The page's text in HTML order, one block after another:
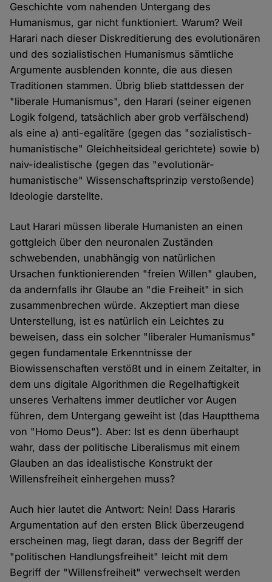
Geschichte vom nahenden Untergang des
Humanismus, gar nicht funktioniert. Warum? Weil
Harari nach dieser Diskreditierung des evolutionären
und des sozialistischen Humanismus sämtliche
Argumente ausblenden konnte, die aus diesen
Traditionen stammen. Übrig blieb stattdessen der
"liberale Humanismus", den Harari (seiner eigenen
Logik folgend, tatsächlich aber grob verfälschend)
als eine a) anti-egalitäre (gegen das "sozialistisch-
humanistische" Gleichheitsideal gerichtete) sowie b)
naiv-idealistische (gegen das "evolutionär-
humanistische" Wissenschaftsprinzip verstoßende)
Ideologie darstellte.
Laut Harari müssen liberale Humanisten an einen
gottgleich über den neuronalen Zuständen
schwebenden, unabhängig von natürlichen
Ursachen funktionierenden "freien Willen" glauben,
da andernfalls ihr Glaube an "die Freiheit" in sich
zusammenbrechen würde. Akzeptiert man diese
Unterstellung, ist es natürlich ein Leichtes zu
beweisen, dass ein solcher "liberaler Humanismus"
gegen fundamentale Erkenntnisse der
Biowissenschaften verstößt und in einem Zeitalter, in
dem uns digitale Algorithmen die Regelhaftigkeit
unseres Verhaltens immer deutlicher vor Augen
führen, dem Untergang geweiht ist (das Hauptthema
von "Homo Deus"). Aber: Ist es denn überhaupt
wahr, dass der politische Liberalismus mit einem
Glauben an das idealistische Konstrukt der
Willensfreiheit einhergehen muss?
Auch hier lautet die Antwort: Nein! Dass Hararis
Argumentation auf den ersten Blick überzeugend
erscheinen mag, liegt daran, dass der Begriff der
"politischen Handlungsfreiheit" leicht mit dem
Begriff der "Willensfreiheit" verwechselt werden